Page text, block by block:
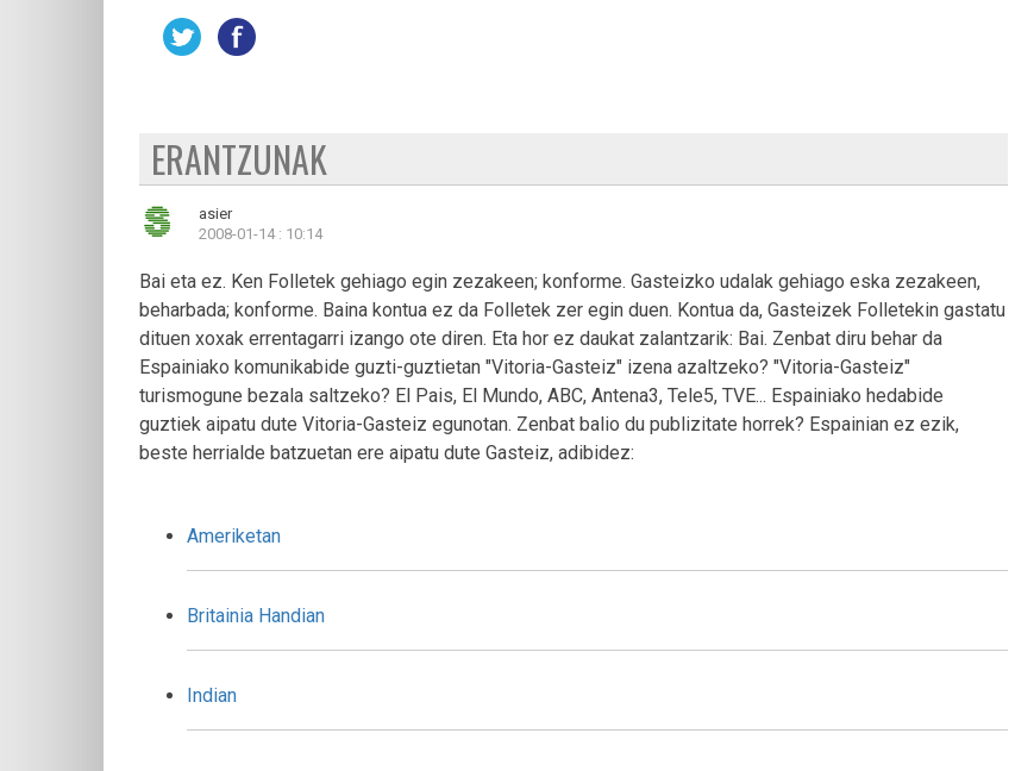
ERANTZUNAK
asier
2008-01-14 : 10:14
Bai eta ez. Ken Folletek gehiago egin zezakeen; konforme. Gasteizko udalak gehiago eska zezakeen,
beharbada; konforme. Baina kontua ez da Folletek zer egin duen. Kontua da, Gasteizek Folletekin gastatu
dituen xoxak errentagarri izango ote diren. Eta hor ez daukat zalantzarik: Bai. Zenbat diru behar da
Espainiako komunikabide guzti-guztietan "Vitoria-Gasteiz" izena azaltzeko? "Vitoria-Gasteiz"
turismogune bezala saltzeko? El Pais, El Mundo, ABC, Antena3, Tele5, TVE... Espainiako hedabide
guztiek aipatu dute Vitoria-Gasteiz egunotan. Zenbat balio du publizitate horrek? Espainian ez ezik,
beste herrialde batzuetan ere aipatu dute Gasteiz, adibidez:
Ameriketan
Britainia Handian
Indian